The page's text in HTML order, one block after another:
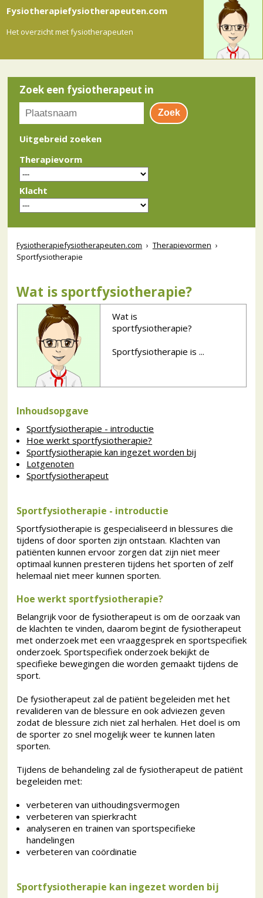
Fysiotherapiefysiotherapeuten.com
Het overzicht met fysiotherapeuten
Zoek een fysiotherapeut in
Uitgebreid zoeken
Therapievorm
Klacht
Fysiotherapiefysiotherapeuten.com › Therapievormen ›
Sportfysiotherapie
Wat is sportfysiotherapie?
Wat is
sportfysiotherapie?
Sportfysiotherapie is ...
Inhoudsopgave
Sportfysiotherapie - introductie
Hoe werkt sportfysiotherapie?
Sportfysiotherapie kan ingezet worden bij
Lotgenoten
Sportfysiotherapeut
Sportfysiotherapie - introductie
Sportfysiotherapie is gespecialiseerd in blessures die
tijdens of door sporten zijn ontstaan. Klachten van
patiënten kunnen ervoor zorgen dat zijn niet meer
optimaal kunnen presteren tijdens het sporten of zelf
helemaal niet meer kunnen sporten.
Hoe werkt sportfysiotherapie?
Belangrijk voor de fysiotherapeut is om de oorzaak van
de klachten te vinden, daarom begint de fysiotherapeut
met onderzoek met een vraaggesprek en sportspecifiek
onderzoek. Sportspecifiek onderzoek bekijkt de
specifieke bewegingen die worden gemaakt tijdens de
sport.
De fysiotherapeut zal de patiënt begeleiden met het
revalideren van de blessure en ook adviezen geven
zodat de blessure zich niet zal herhalen. Het doel is om
de sporter zo snel mogelijk weer te kunnen laten
sporten.
Tijdens de behandeling zal de fysiotherapeut de patiënt
begeleiden met:
verbeteren van uithoudingsvermogen
verbeteren van spierkracht
analyseren en trainen van sportspecifieke
handelingen
verbeteren van coördinatie
Sportfysiotherapie kan ingezet worden bij